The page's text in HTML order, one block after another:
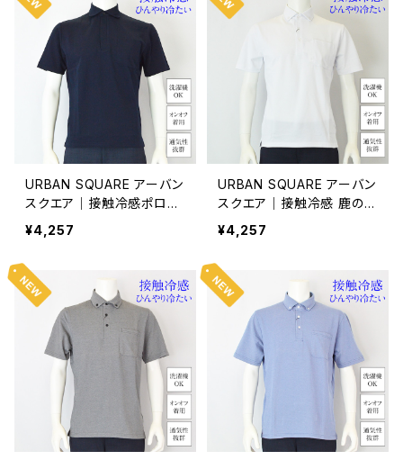
URBAN SQUARE アーバン
スクエア｜接触冷感ポロシ
ャツ｜遮熱冷感 洗濯機OK
イージーケア オンオフ着用
¥4,257
URBAN SQUARE アーバン
スクエア｜接触冷感 鹿の子
ボタンダウンポロシャツ｜
洗濯機OK イージーケア オ
ホワイト
¥4,257